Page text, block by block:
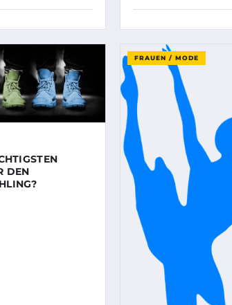
DEN
FRAUEN / MODE